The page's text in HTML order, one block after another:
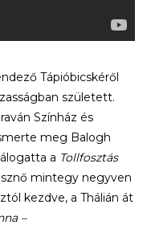
Tápióbicskéről
született.
Színház és
meg Balogh
a Tollfosztás
mintegy negyven
kezdve, a Thálián át
–